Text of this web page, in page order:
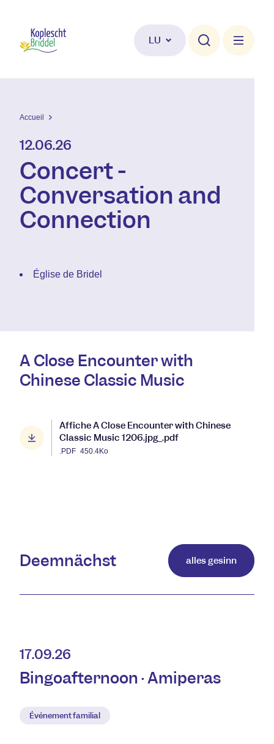
LU
Accueil
12.06.26
Concert -
Conversation and
Connection
Église de Bridel
A Close Encounter with
Chinese Classic Music
Affiche A Close Encounter with Chinese
Classic Music 1206.jpg_.pdf
.PDF 450.4Ko
Deemnächst alles gesinn
17.09.26
Bingoafternoon · Amiperas
Événement familial